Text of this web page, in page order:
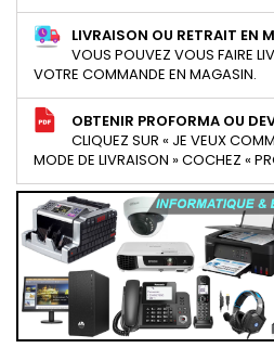
LIVRAISON OU RETRAIT EN
VOUS POUVEZ VOUS FAIRE
VOTRE COMMANDE EN MAGASIN.
OBTENIR PROFORMA OU
CLIQUEZ SUR « JE VEUX
MODE DE LIVRAISON » COCHEZ «